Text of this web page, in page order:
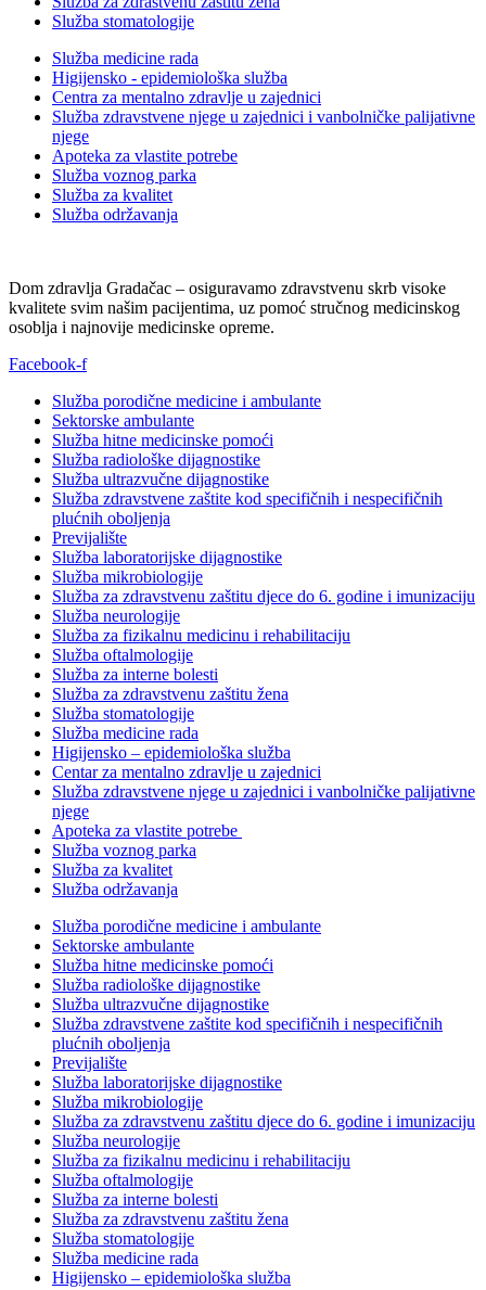
Služba stomatologije
Služba medicine rada
Higijensko - epidemiološka služba
Centra za mentalno zdravlje u zajednici
Služba zdravstvene njege u zajednici i vanbolničke palijativne
njege
Apoteka za vlastite potrebe
Služba voznog parka
Služba za kvalitet
Služba održavanja
Dom zdravlja Gradačac – osiguravamo zdravstvenu skrb visoke
kvalitete svim našim pacijentima, uz pomoć stručnog medicinskog
osoblja i najnovije medicinske opreme.
Facebook-f
Služba porodične medicine i ambulante
Sektorske ambulante
Služba hitne medicinske pomoći
Služba radiološke dijagnostike
Služba ultrazvučne dijagnostike
Služba zdravstvene zaštite kod specifičnih i nespecifičnih
plućnih oboljenja
Previjalište
Služba laboratorijske dijagnostike
Služba mikrobiologije
Služba za zdravstvenu zaštitu djece do 6. godine i imunizaciju
Služba neurologije
Služba za fizikalnu medicinu i rehabilitaciju
Služba oftalmologije
Služba za interne bolesti
Služba za zdravstvenu zaštitu žena
Služba stomatologije
Služba medicine rada
Higijensko – epidemiološka služba
Centar za mentalno zdravlje u zajednici
Služba zdravstvene njege u zajednici i vanbolničke palijativne
njege
Apoteka za vlastite potrebe
Služba voznog parka
Služba za kvalitet
Služba održavanja
Služba porodične medicine i ambulante
Sektorske ambulante
Služba hitne medicinske pomoći
Služba radiološke dijagnostike
Služba ultrazvučne dijagnostike
Služba zdravstvene zaštite kod specifičnih i nespecifičnih
plućnih oboljenja
Previjalište
Služba laboratorijske dijagnostike
Služba mikrobiologije
Služba za zdravstvenu zaštitu djece do 6. godine i imunizaciju
Služba neurologije
Služba za fizikalnu medicinu i rehabilitaciju
Služba oftalmologije
Služba za interne bolesti
Služba za zdravstvenu zaštitu žena
Služba stomatologije
Služba medicine rada
Higijensko – epidemiološka služba